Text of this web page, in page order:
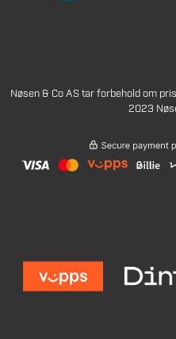
Nøsen & Co AS tar forbehold om
2023